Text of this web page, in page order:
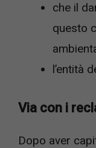
che il
questo
l’entità
Via con i
Dopo aver